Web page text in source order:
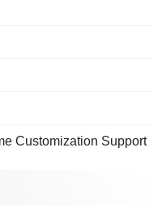
Customization Support